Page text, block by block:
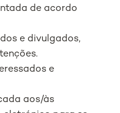
de acordo
e divulgados,
e
aos/às